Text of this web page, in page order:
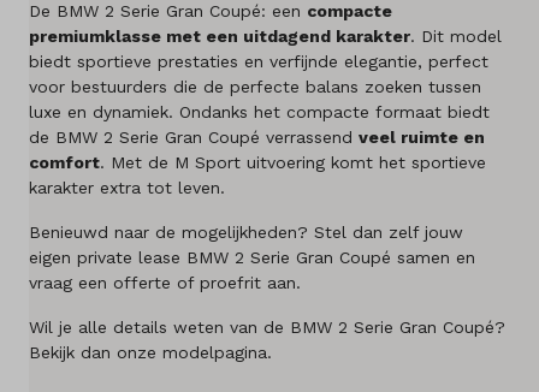
Vergelijken
Vestigingen
Merken
Diensten
Over ons
De BMW 2 Serie Gran Coupé: een compacte
premiumklasse met een uitdagend karakter. Dit model
biedt sportieve prestaties en verfijnde elegantie, perfect
voor bestuurders die de perfecte balans zoeken tussen
luxe en dynamiek. Ondanks het compacte formaat biedt
de BMW 2 Serie Gran Coupé verrassend veel ruimte en
comfort. Met de M Sport uitvoering komt het sportieve
karakter extra tot leven.
Benieuwd naar de mogelijkheden? Stel dan zelf jouw
eigen private lease BMW 2 Serie Gran Coupé samen en
vraag een offerte of proefrit aan.
Wil je alle details weten van de BMW 2 Serie Gran Coupé?
Bekijk dan onze modelpagina.